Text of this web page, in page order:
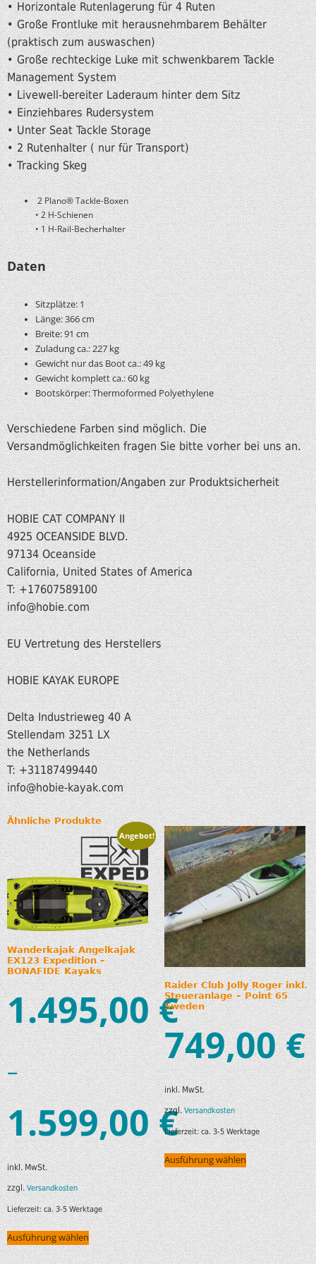
• Horizontale Rutenlagerung für 4 Ruten
• Große Frontluke mit herausnehmbarem Behälter
(praktisch zum auswaschen)
• Große rechteckige Luke mit schwenkbarem Tackle
Management System
• Livewell-bereiter Laderaum hinter dem Sitz
• Einziehbares Rudersystem
• Unter Seat Tackle Storage
• 2 Rutenhalter ( nur für Transport)
• Tracking Skeg
2 Plano® Tackle-Boxen
• 2 H-Schienen
• 1 H-Rail-Becherhalter
Daten
Sitzplätze: 1
Länge: 366 cm
Breite: 91 cm
Zuladung ca.: 227 kg
Gewicht nur das Boot ca.: 49 kg
Gewicht komplett ca.: 60 kg
Bootskörper: Thermoformed Polyethylene
Verschiedene Farben sind möglich. Die
Versandmöglichkeiten fragen Sie bitte vorher bei uns an.
Herstellerinformation/Angaben zur Produktsicherheit
HOBIE CAT COMPANY II
4925 OCEANSIDE BLVD.
97134 Oceanside
California, United States of America
T: +17607589100
info@hobie.com
EU Vertretung des Herstellers
HOBIE KAYAK EUROPE
Delta Industrieweg 40 A
Stellendam 3251 LX
the Netherlands
T: +31187499440
info@hobie-kayak.com
Ähnliche Produkte
Angebot!
Wanderkajak Angelkajak
EX123 Expedition –
BONAFIDE Kayaks
1.495,00€
–
1.599,00€
inkl. MwSt.
zzgl.Versandkosten
Lieferzeit:ca. 3-5 Werktage
Ausführung wählen
Raider Club Jolly Roger inkl.
Steueranlage – Point 65
Sweden
749,00€
inkl. MwSt.
zzgl.Versandkosten
Lieferzeit:ca. 3-5 Werktage
Ausführung wählen